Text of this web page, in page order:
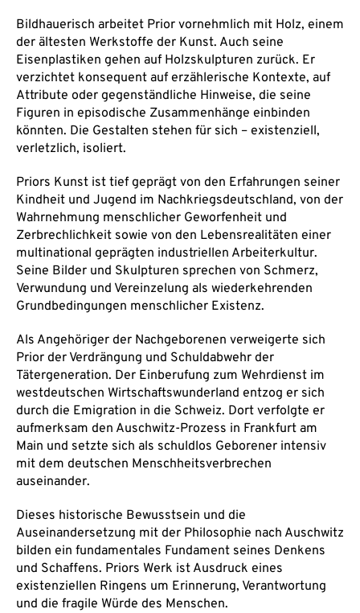
Bildhauerisch arbeitet Prior vornehmlich mit Holz, einem
der ältesten Werkstoffe der Kunst. Auch seine
Eisenplastiken gehen auf Holzskulpturen zurück. Er
verzichtet konsequent auf erzählerische Kontexte, auf
Attribute oder gegenständliche Hinweise, die seine
Figuren in episodische Zusammenhänge einbinden
könnten. Die Gestalten stehen für sich – existenziell,
verletzlich, isoliert.
Priors Kunst ist tief geprägt von den Erfahrungen seiner
Kindheit und Jugend im Nachkriegsdeutschland, von der
Wahrnehmung menschlicher Geworfenheit und
Zerbrechlichkeit sowie von den Lebensrealitäten einer
multinational geprägten industriellen Arbeiterkultur.
Seine Bilder und Skulpturen sprechen von Schmerz,
Verwundung und Vereinzelung als wiederkehrenden
Grundbedingungen menschlicher Existenz.
Als Angehöriger der Nachgeborenen verweigerte sich
Prior der Verdrängung und Schuldabwehr der
Tätergeneration. Der Einberufung zum Wehrdienst im
westdeutschen Wirtschaftswunderland entzog er sich
durch die Emigration in die Schweiz. Dort verfolgte er
aufmerksam den Auschwitz-Prozess in Frankfurt am
Main und setzte sich als schuldlos Geborener intensiv
mit dem deutschen Menschheitsverbrechen
auseinander.
Dieses historische Bewusstsein und die
Auseinandersetzung mit der Philosophie nach Auschwitz
bilden ein fundamentales Fundament seines Denkens
und Schaffens. Priors Werk ist Ausdruck eines
existenziellen Ringens um Erinnerung, Verantwortung
und die fragile Würde des Menschen.